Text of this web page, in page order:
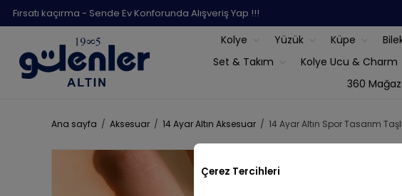
Çerez Tercihleri
Fırsatı kaçırma - Sende Ev Konforunda Alışveriş Yap !!!
Kolye Yüzük Küpe
Set & Takım
Kolye Ucu & Charm
360
Ana sayfa / Aksesuar / 14 Ayar Altın Aksesuar / 14 Ayar Altın Spor Tasarım